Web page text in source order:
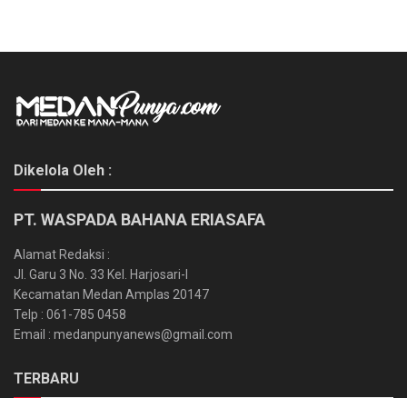
Dikelola Oleh :
PT. WASPADA BAHANA ERIASAFA
Alamat Redaksi :
Jl. Garu 3 No. 33 Kel. Harjosari-I
Kecamatan Medan Amplas 20147
Telp : 061-785 0458
Email : medanpunyanews@gmail.com
TERBARU